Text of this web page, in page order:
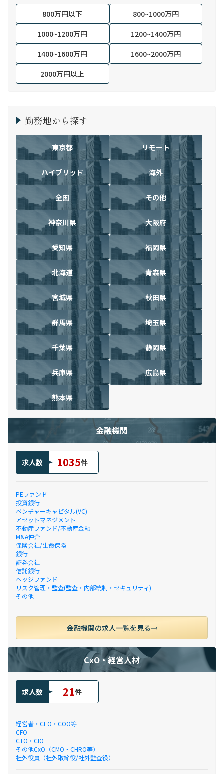
800万円以下
800~1000万円
1000~1200万円
1200~1400万円
1400~1600万円
1600~2000万円
2000万円以上
勤務地から探す
東京都 リモート
ハイブリッド 海外
全国 その他
神奈川県 大阪府
愛知県 福岡県
北海道 青森県
宮城県 秋田県
群馬県 埼玉県
千葉県 静岡県
兵庫県 広島県
熊本県
金融機関
求人数 1035件
PEファンド
投資銀行
ベンチャーキャピタル(VC)
アセットマネジメント
不動産ファンド/不動産金融
M&A仲介
保険会社/生命保険
銀行
証券会社
信託銀行
ヘッジファンド
リスク管理・監査(監査・内部統制・セキュリティ)
その他
金融機関の求人一覧を見る
CxO・経営人材
求人数 21件
経営者・CEO・COO等
CFO
CTO・CIO
その他CxO（CMO・CHRO等）
社外役員（社外取締役/社外監査役）